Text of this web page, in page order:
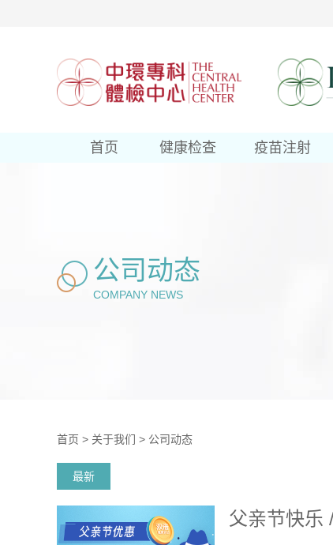
首页 健康检查 疫苗注射
公司动态
COMPANY NEWS
首页 > 关于我们 > 公司动态
最新
父亲节快乐